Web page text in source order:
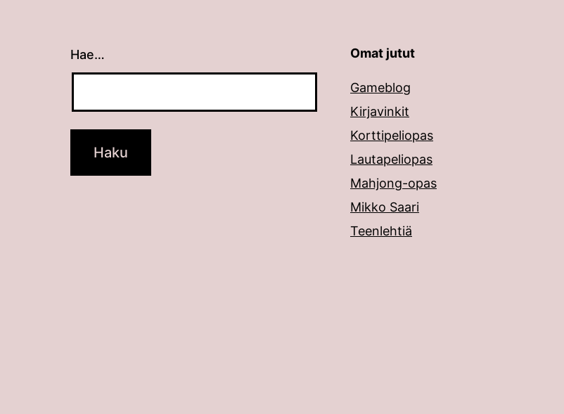
Hae…
Kun tuloksia tulee, voit selata niitä nuolinäppäimillä ylös ja alas ja siirtyä halutulle
Omat jutut
Gameblog
Kirjavinkit
Korttipeliopas
Lautapeliopas
Mahjong-opas
Mikko Saari
Teenlehtiä